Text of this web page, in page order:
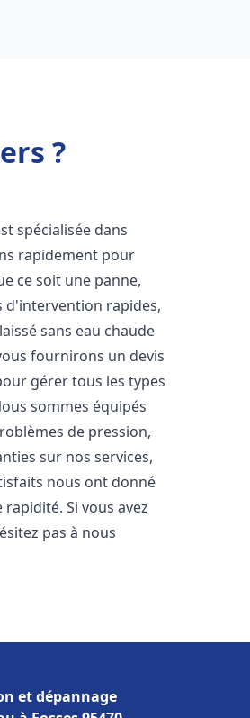
?
spécialisée dans
rapidement pour
ce soit une panne,
d'intervention rapides,
sans eau chaude
fournirons un devis
gérer tous les types
sommes équipés
de pression,
sur nos services,
nous ont donné
Si vous avez
pas à nous
et dépannage